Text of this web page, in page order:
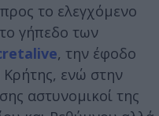
το ελεγχόμενο
γήπεδο των
, την έφοδο
ενώ στην
αστυνομικοί της